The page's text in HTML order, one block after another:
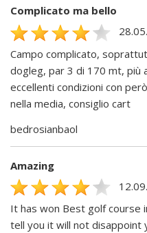
Complicato ma bello
Campo complicato,
dogleg, par 3 di 170 mt, più
eccellenti condizioni con
nella media, consiglio cart
bedrosianbaol
Amazing
It has won Best golf course
tell you it will not disappoint